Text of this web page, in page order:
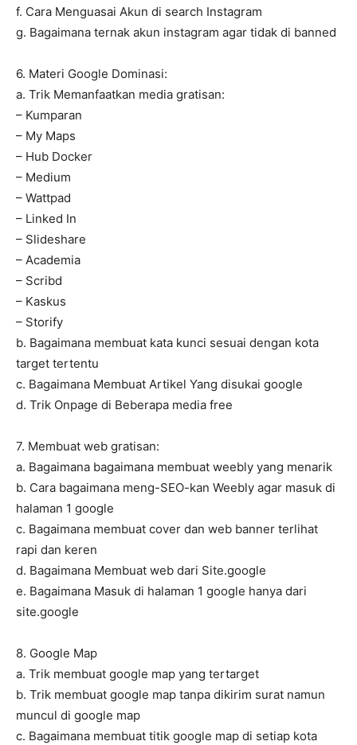
f. Cara Menguasai Akun di search Instagram
g. Bagaimana ternak akun instagram agar tidak di banned
6. Materi Google Dominasi:
a. Trik Memanfaatkan media gratisan:
– Kumparan
– My Maps
– Hub Docker
– Medium
– Wattpad
– Linked In
– Slideshare
– Academia
– Scribd
– Kaskus
– Storify
b. Bagaimana membuat kata kunci sesuai dengan kota
target tertentu
c. Bagaimana Membuat Artikel Yang disukai google
d. Trik Onpage di Beberapa media free
7. Membuat web gratisan:
a. Bagaimana bagaimana membuat weebly yang menarik
b. Cara bagaimana meng-SEO-kan Weebly agar masuk di
halaman 1 google
c. Bagaimana membuat cover dan web banner terlihat
rapi dan keren
d. Bagaimana Membuat web dari Site.google
e. Bagaimana Masuk di halaman 1 google hanya dari
site.google
8. Google Map
a. Trik membuat google map yang tertarget
b. Trik membuat google map tanpa dikirim surat namun
muncul di google map
c. Bagaimana membuat titik google map di setiap kota